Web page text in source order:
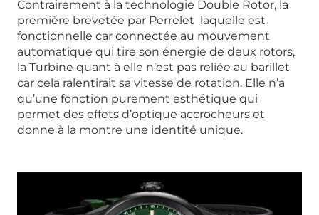
Contrairement à la technologie Double Rotor, la
première brevetée par Perrelet laquelle est
fonctionnelle car connectée au mouvement
automatique qui tire son énergie de deux rotors,
la Turbine quant à elle n’est pas reliée au barillet
car cela ralentirait sa vitesse de rotation. Elle n’a
qu’une fonction purement esthétique qui
permet des effets d’optique accrocheurs et
donne à la montre une identité unique.